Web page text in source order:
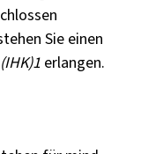
Sie einen
1erlangen.